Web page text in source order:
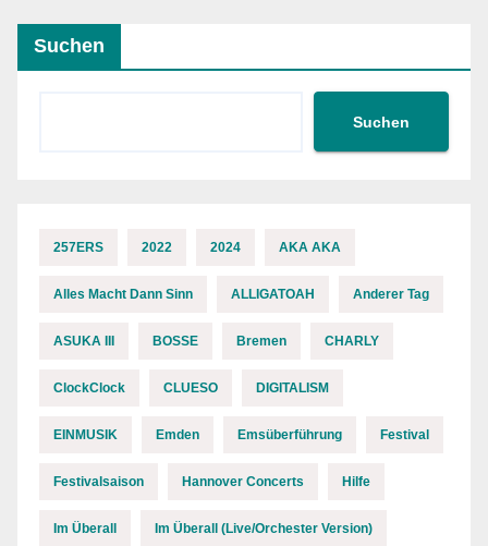
Suchen
Suchen
257ERS 2022 2024 AKA AKA
Alles Macht Dann Sinn ALLIGATOAH Anderer Tag
ASUKA III BOSSE Bremen CHARLY
ClockClock CLUESO DIGITALISM
EINMUSIK Emden Emsüberführung Festival
Festivalsaison Hannover Concerts Hilfe
Im Überall Im Überall (Live/Orchester Version)